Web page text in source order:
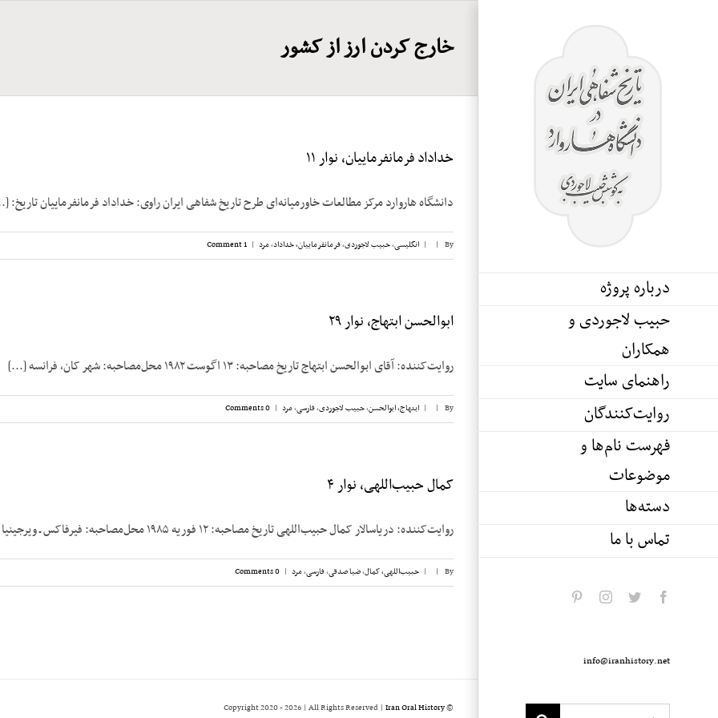
درباره پروژه
حبیب لاجوردی و
همکاران
راهنمای سایت
روایت‌کنندگان
فهرست نام‌ها و
موضوعات
دسته‌ها
تماس با ما
facebook
twitter
instagram
info@iranhistory.net
خارج کردن ارز از کشور
خداداد فرمانفرماییان، نوار ۱۱
دانشگاه هاروارد مرکز مطالعات خاورمیانه‌ای طرح تاریخ شفاهی ایران راوی: خداداد فرمانفرماییان تاریخ:
By
|
| انگلیسی,حبیب لاجوردی,فرمانفرماییان، خداداد,مرد |
1 Comment
ابوالحسن ابتهاج، نوار ۲۹
روایت‌کننده: آقای ابوالحسن ابتهاج تاریخ مصاحبه: ۱۳ اگوست ۱۹۸۲ محل‌مصاحبه: شهر کان، فرانسه [...]
By
|
| ابتهاج، ابوالحسن,حبیب لاجوردی,فارسی,مرد |
0 Comments
کمال حبیب‌اللهی، نوار ۴
روایت‌کننده: دریاسالار کمال حبیب‌اللهی تاریخ مصاحبه: ۱۲ فوریه ۱۹۸۵ محل‌مصاحبه: فیرفاکس ـ ویرجینیا [...]
By
|
| حبیب‌اللهی، کمال,ضیا صدقی,فارسی,مرد |
0 Comments
© Copyright 2020 -
2026 | All Rights Reserved | Iran Oral History